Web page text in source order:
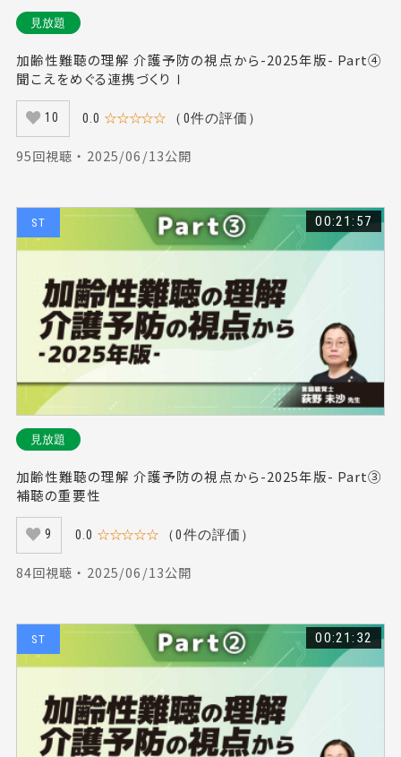
#栄養療法（15）
#発達性協調運動障害（15）
#注意障害（19）
#対馬栄輝（20）
#齊藤正佳（21）
#感覚（21）
#串田英之（17）
#うつ（17）
#訪問リハ（18）
#張本浩平（8）
#非特異的腰痛（7）
#運動イメージ（19）
#小殿筋（6）
#内藤紘一（25）
#神経（17）
#手外科（9）
#住宅改修（11）
#フィジカルアセスメント（18）
#上田敏（10）
#物理療法（18）
#意思決定（8）
#画像所見（4）
#吃音（24）
#大殿筋（2）
#糖尿病（12）
#キャリア（9）
#がん（33）
#大脳基底核（6）
#床反力（2）
#在宅（20）
#エコー（18）
#看取り（18）
#術後リハビリテーション（6）
#侵害受容器（1）
#体性感覚（5）
#リスクマネジメント（11）
#オーラルフレイル（8）
#環境整備（4）
#Dysarthria（9）
#運動指導（12）
#前庭リハビリテーション（10）
#矢田康人（15）
#地域包括ケアシステム（3）
#精神科作業療法（7）
#言語発達（5）
見放題
加齢性難聴の理解 介護予防の視点から-2025年版- Part④
聞こえをめぐる連携づくりⅠ
10 0.0 ☆☆☆☆☆ （0件の評価）
95回視聴 ・ 2025/06/13公開
ST 00:21:57
見放題
加齢性難聴の理解 介護予防の視点から-2025年版- Part③
補聴の重要性
9 0.0 ☆☆☆☆☆ （0件の評価）
84回視聴 ・ 2025/06/13公開
ST 00:21:32